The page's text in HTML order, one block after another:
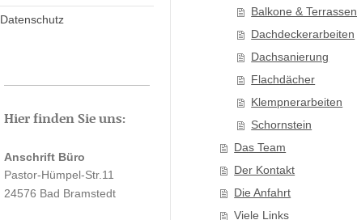
Datenschutz
Balkone & Terrassen
Dachdeckerarbeiten
Dachsanierung
Flachdächer
Klempnerarbeiten
Schornstein
Das Team
Der Kontakt
Die Anfahrt
Viele Links
Hier finden Sie uns:
Anschrift Büro
Pastor-Hümpel-Str.11
24576 Bad Bramstedt